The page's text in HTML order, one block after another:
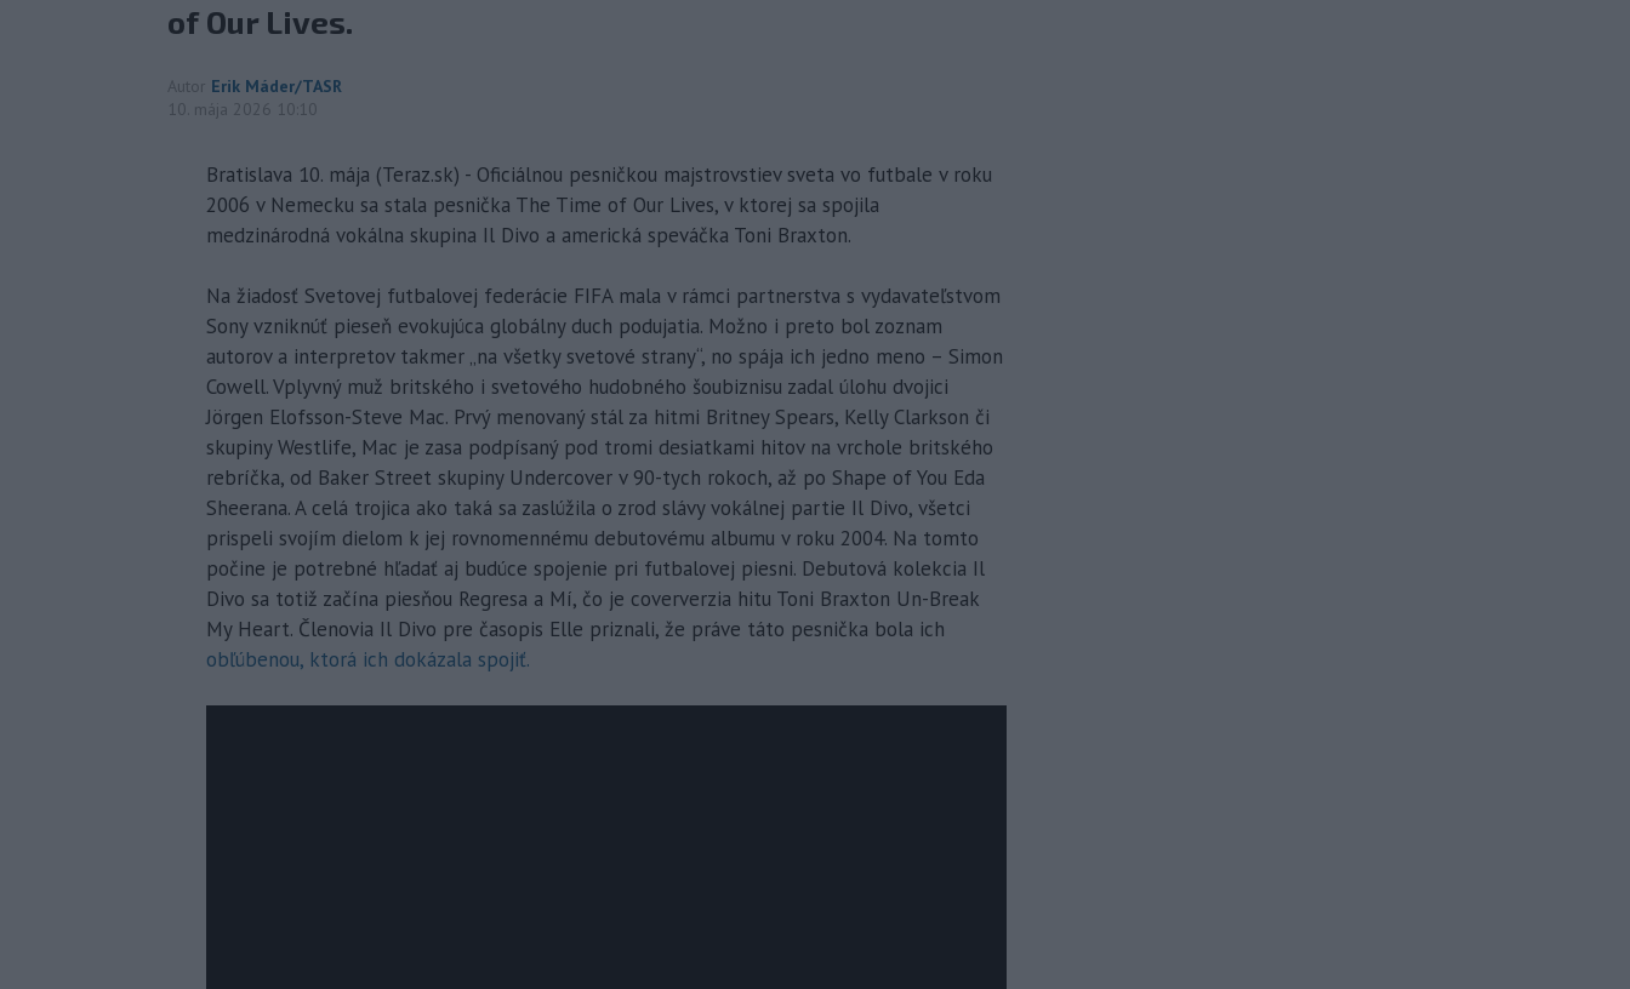
of Our Lives.
Autor Erik Máder/TASR
10. mája 2026 10:10
Bratislava 10. mája (Teraz.sk) - Oficiálnou pesničkou majstrovstiev sveta vo futbale v roku
2006 v Nemecku sa stala pesnička The Time of Our Lives, v ktorej sa spojila
medzinárodná vokálna skupina Il Divo a americká speváčka Toni Braxton.
Na žiadosť Svetovej futbalovej federácie FIFA mala v rámci partnerstva s vydavateľstvom
Sony vzniknúť pieseň evokujúca globálny duch podujatia. Možno i preto bol zoznam
autorov a interpretov takmer „na všetky svetové strany“, no spája ich jedno meno – Simon
Cowell. Vplyvný muž britského i svetového hudobného šoubiznisu zadal úlohu dvojici
Jörgen Elofsson-Steve Mac. Prvý menovaný stál za hitmi Britney Spears, Kelly Clarkson či
skupiny Westlife, Mac je zasa podpísaný pod tromi desiatkami hitov na vrchole britského
rebríčka, od Baker Street skupiny Undercover v 90-tych rokoch, až po Shape of You Eda
Sheerana. A celá trojica ako taká sa zaslúžila o zrod slávy vokálnej partie Il Divo, všetci
prispeli svojím dielom k jej rovnomennému debutovému albumu v roku 2004. Na tomto
počine je potrebné hľadať aj budúce spojenie pri futbalovej piesni. Debutová kolekcia Il
Divo sa totiž začína piesňou Regresa a Mí, čo je coververzia hitu Toni Braxton Un-Break
My Heart. Členovia Il Divo pre časopis Elle priznali, že práve táto pesnička bola ich
obľúbenou, ktorá ich dokázala spojiť.